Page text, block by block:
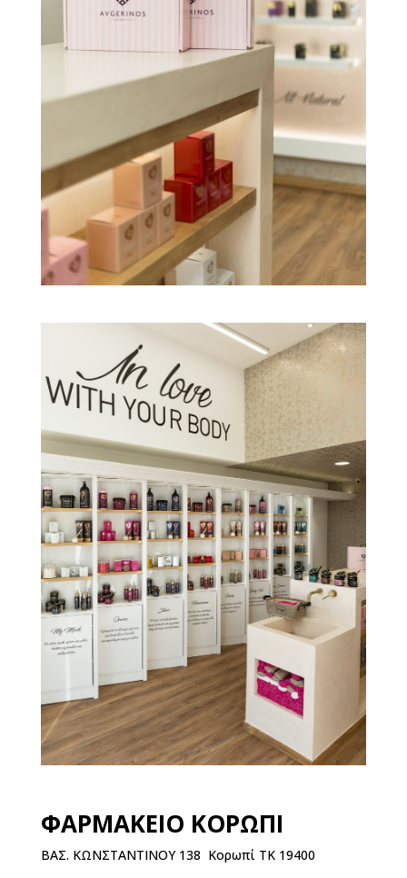
ΦΑΡΜΑΚΕΙΟ ΚΟΡΩΠΙ
ΒΑΣ. ΚΩΝΣΤΑΝΤΙΝΟΥ 138 Κορωπί ΤΚ 19400